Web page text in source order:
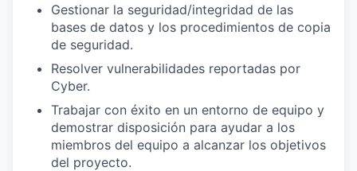
Gestionar la seguridad/integridad de las
bases de datos y los procedimientos de copia
de seguridad.
Resolver vulnerabilidades reportadas por
Cyber.
Trabajar con éxito en un entorno de equipo y
demostrar disposición para ayudar a los
miembros del equipo a alcanzar los objetivos
del proyecto.